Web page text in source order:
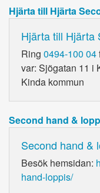
Hjärta till Hjärta
Hjärta till Hjärta
Ring 0494-100 04
var: Sjögatan 11 i
Kinda kommun
Second hand &
Second hand &
Besök hemsidan:
hand-loppis/